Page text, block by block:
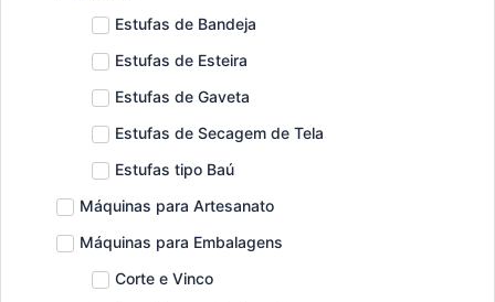
Estufas de Bandeja
Estufas de Esteira
Estufas de Gaveta
Estufas de Secagem de Tela
Estufas tipo Baú
Máquinas para Artesanato
Máquinas para Embalagens
Corte e Vinco